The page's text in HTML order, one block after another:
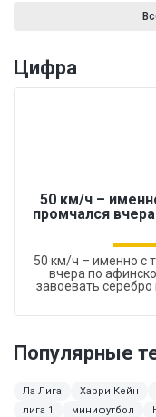
Цифра
50 км/ч –
промчался
50 км/ч – именно с
вчера по
завоевать серебро
Популярные
Ла Лига Харри Кейн
лига 1
минифутбол